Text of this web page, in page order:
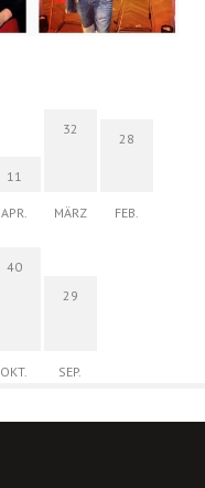
11
APR.
32
MÄRZ
28
FEB.
40
OKT.
29
SEP.